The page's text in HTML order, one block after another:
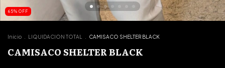
65% OFF
Inicio . LIQUIDACION TOTAL . CAMISACO SHELTER BLACK
CAMISACO SHELTER BLACK